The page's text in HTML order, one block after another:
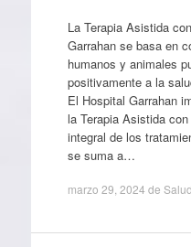
La Terapia Asistida
Garrahan se basa en
humanos y animales
positivamente a la
El Hospital Garrahan
la Terapia Asistida
integral de los
se suma a…
marzo 29, 2024 de Salud